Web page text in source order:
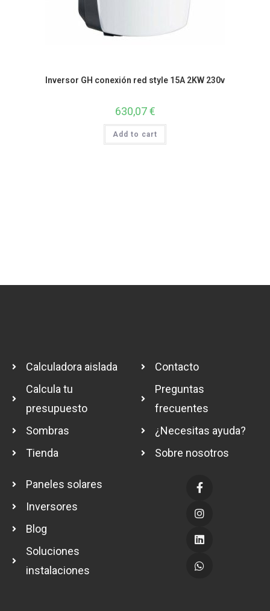
Inversor GH conexión red style 15A 2KW 230v
630,07€
Add to cart
Calculadora aislada
Calcula tu
presupuesto
Sombras
Tienda
Paneles solares
Inversores
Blog
Soluciones
instalaciones
Contacto
Preguntas
frecuentes
¿Necesitas ayuda?
Sobre nosotros